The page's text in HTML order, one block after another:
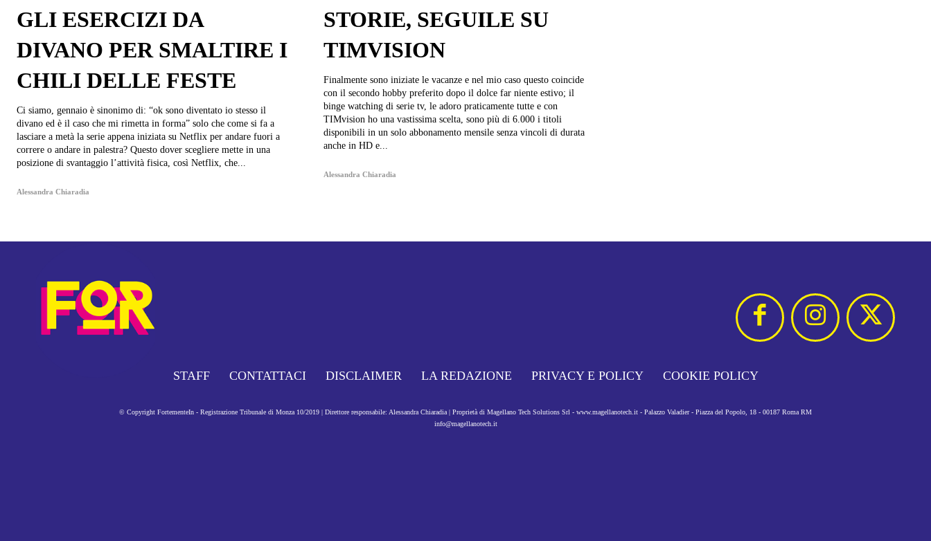
GLI ESERCIZI DA
DIVANO PER SMALTIRE I
CHILI DELLE FESTE
Ci siamo, gennaio è sinonimo di: “ok sono diventato io stesso il
divano ed è il caso che mi rimetta in forma” solo che come si fa a
lasciare a metà la serie appena iniziata su Netflix per andare fuori a
correre o andare in palestra? Questo dover scegliere mette in una
posizione di svantaggio l’attività fisica, così Netflix, che...
Alessandra Chiaradia
STORIE, SEGUILE SU
TIMVISION
Finalmente sono iniziate le vacanze e nel mio caso questo coincide
con il secondo hobby preferito dopo il dolce far niente estivo; il
binge watching di serie tv, le adoro praticamente tutte e con
TIMvision ho una vastissima scelta, sono più di 6.000 i titoli
disponibili in un solo abbonamento mensile senza vincoli di durata
anche in HD e...
Alessandra Chiaradia
STAFF CONTATTACI DISCLAIMER LA REDAZIONE PRIVACY E POLICY COOKIE POLICY
© Copyright FortementeIn - Registrazione Tribunale di Monza 10/2019 | Direttore responsabile: Alessandra Chiaradia | Proprietà di Magellano Tech Solutions Srl - www.magellanotech.it - Palazzo Valadier - Piazza del Popolo, 18 - 00187 Roma RM
info@magellanotech.it